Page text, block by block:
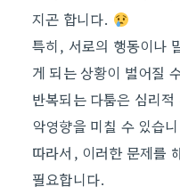
지곤 합니다.
특히, 서로의 행동이나
게 되는 상황이 벌어질
반복되는 다툼은 심리
악영향을 미칠 수 있습
따라서, 이러한 문제를
필요합니다.